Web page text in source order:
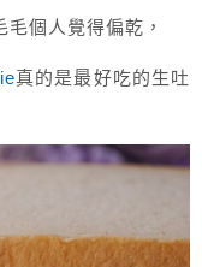
個人覺得偏乾，
真的是最好吃的生吐